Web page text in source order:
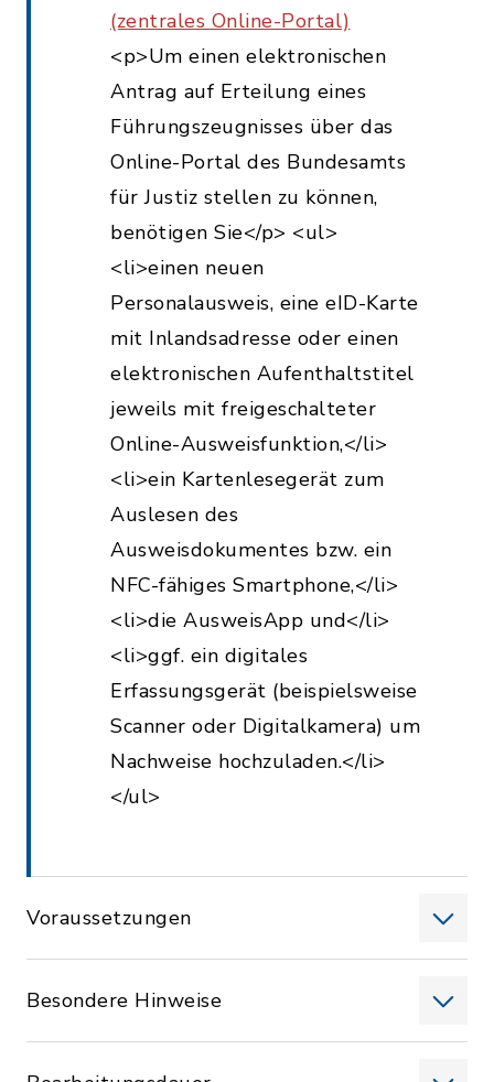
(zentrales Online-Portal)
<p>Um einen elektronischen
Antrag auf Erteilung eines
Führungszeugnisses über das
Online-Portal des Bundesamts
für Justiz stellen zu können,
benötigen Sie</p> <ul>
<li>einen neuen
Personalausweis, eine eID-Karte
mit Inlandsadresse oder einen
elektronischen Aufenthaltstitel
jeweils mit freigeschalteter
Online-Ausweisfunktion,</li>
<li>ein Kartenlesegerät zum
Auslesen des
Ausweisdokumentes bzw. ein
NFC-fähiges Smartphone,</li>
<li>die AusweisApp und</li>
<li>ggf. ein digitales
Erfassungsgerät (beispielsweise
Scanner oder Digitalkamera) um
Nachweise hochzuladen.</li>
</ul>
Voraussetzungen
Besondere Hinweise